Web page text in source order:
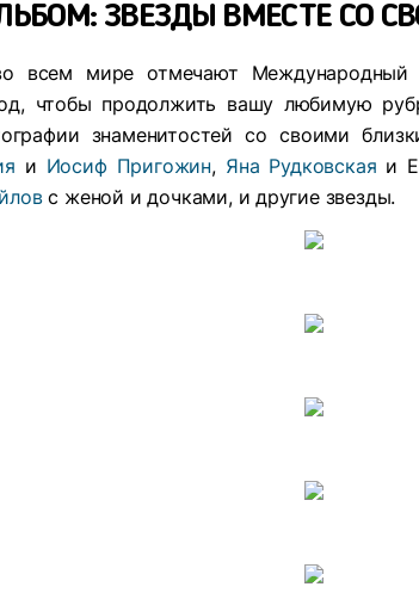
ЗВЕЗДЫ ВМЕСТЕ СО
всем мире отмечают
чтобы продолжить вашу любимую
знаменитостей со своими
и Иосиф Пригожин, Яна Рудковская и
с женой и дочками, и другие звезды.